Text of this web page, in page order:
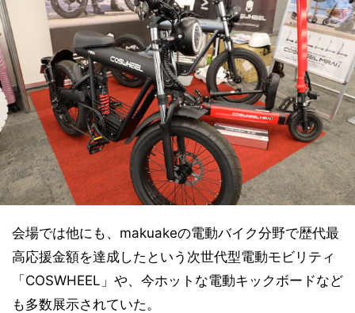
会場では他にも、makuakeの電動バイク分野で歴代最
高応援金額を達成したという次世代型電動モビリティ
「COSWHEEL」や、今ホットな電動キックボードなど
も多数展示されていた。